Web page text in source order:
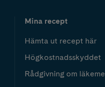
Mina recept
Hämta ut recept här
Högkostnadsskyddet
Rådgivning om